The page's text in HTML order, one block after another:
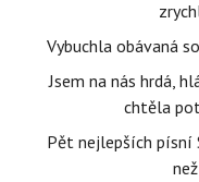
Vybuchla obávaná
Jsem na nás hrdá,
chtěla
Pět nejlepších písní